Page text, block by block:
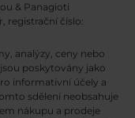
& Panagioti
registrační číslo:
analýzy, ceny nebo
poskytovány jako
informativní účely a
sdělení neobsahuje
nákupu a prodeje